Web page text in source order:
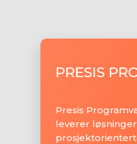
PRESIS
Presis
leverer